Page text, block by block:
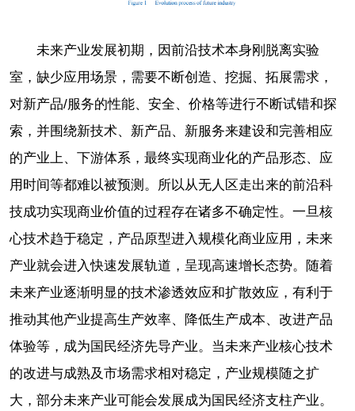
未来产业发展初期，因前沿技术本身刚脱离实验
室，缺少应用场景，需要不断创造、挖掘、拓展需求，
对新产品/服务的性能、安全、价格等进行不断试错和探
索，并围绕新技术、新产品、新服务来建设和完善相应
的产业上、下游体系，最终实现商业化的产品形态、应
用时间等都难以被预测。所以从无人区走出来的前沿科
技成功实现商业价值的过程存在诸多不确定性。一旦核
心技术趋于稳定，产品原型进入规模化商业应用，未来
产业就会进入快速发展轨道，呈现高速增长态势。随着
未来产业逐渐明显的技术渗透效应和扩散效应，有利于
推动其他产业提高生产效率、降低生产成本、改进产品
体验等，成为国民经济先导产业。当未来产业核心技术
的改进与成熟及市场需求相对稳定，产业规模随之扩
大，部分未来产业可能会发展成为国民经济支柱产业。